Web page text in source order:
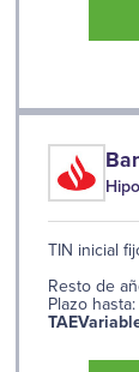
TIN inicial
Resto de
Plazo hasta: